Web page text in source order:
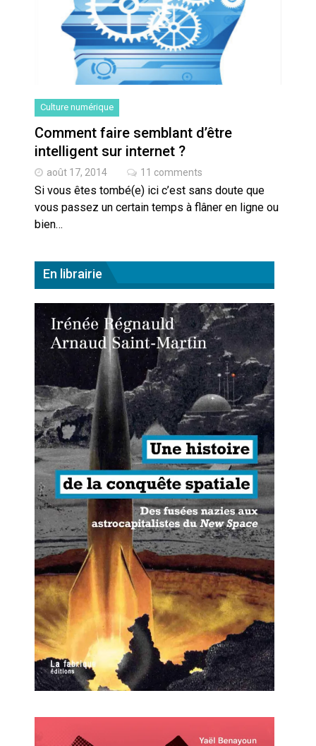
Artemis II : objectif nul
Quand Mistral veut moraliser le
pillage
Commentaire sur la polémique
des perroquets
Les syndicats, (tout) contre l’IA
En Seine-et-Marne, le projet de
Campus IA doit sortir des
laver, et l’intelligence artificielle
crypto-spatial
Culture numérique
Comment faire semblant d’être
intelligent sur internet ?
août 17, 2014 11 comments
Si vous êtes tombé(e) ici c’est sans doute que
vous passez un certain temps à flâner en ligne ou
bien…
En librairie